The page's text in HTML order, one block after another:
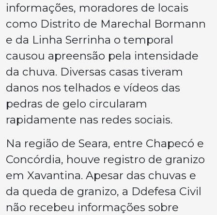
informações, moradores de locais
como Distrito de Marechal Bormann
e da Linha Serrinha o temporal
causou apreensão pela intensidade
da chuva. Diversas casas tiveram
danos nos telhados e vídeos das
pedras de gelo circularam
rapidamente nas redes sociais.
Na região de Seara, entre Chapecó e
Concórdia, houve registro de granizo
em Xavantina. Apesar das chuvas e
da queda de granizo, a Ddefesa Civil
não recebeu informações sobre